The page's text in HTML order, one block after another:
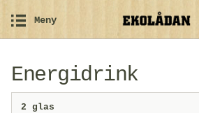
Meny
Energidrink
2 glas